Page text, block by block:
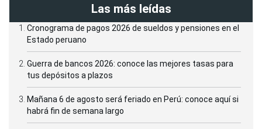
Las más leídas
Cronograma de pagos 2026 de sueldos y pensiones en el
Estado peruano
Guerra de bancos 2026: conoce las mejores tasas para
tus depósitos a plazos
Mañana 6 de agosto será feriado en Perú: conoce aquí si
habrá fin de semana largo